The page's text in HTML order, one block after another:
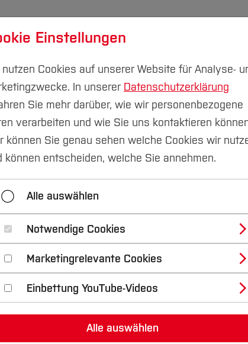
Forschung & Transfer
Campus Velbert/Heiligenhaus
& Abschlussarbeiten
Campus Heiligenhaus erfolgreich registriert.
hs-bochum.de
Einstellungen
nutzen Cookies auf unserer Website für Analyse-
In unserer Datenschutzerklärung
Sie mehr darüber, wie wir personenbezogene
verarbeiten und wie Sie uns kontaktieren
können Sie genau sehen welche Cookies wir
können entscheiden, welche Sie annehmen.
Alle auswählen
Notwendige Cookies
Marketingrelevante Cookies
Einbettung YouTube-Videos
Alle auswählen